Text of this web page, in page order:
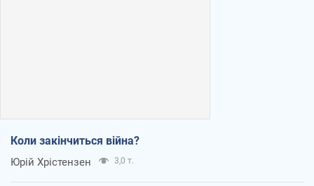
Коли закінчиться війна?
Юрій Хрістензен 3,0 т.